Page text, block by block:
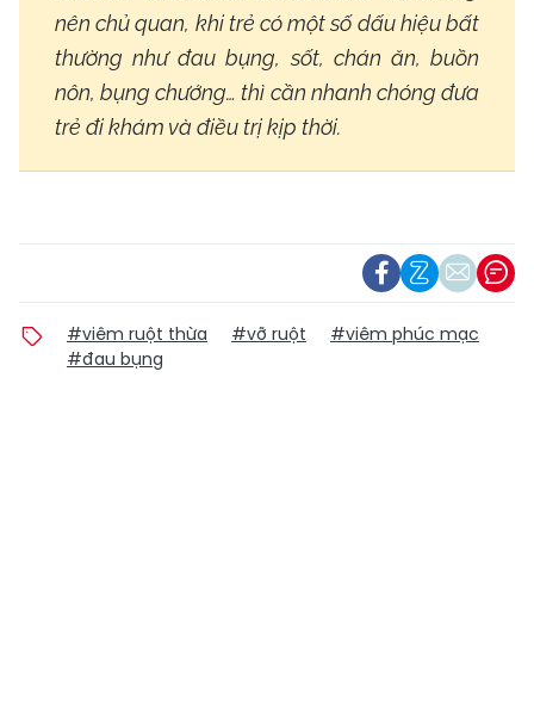
nên chủ quan, khi trẻ có một số dấu hiệu bất
thường như đau bụng, sốt, chán ăn, buồn
nôn, bụng chướng… thì cần nhanh chóng đưa
trẻ đi khám và điều trị kịp thời.
#viêm ruột thừa #vỡ ruột
#viêm phúc mạc
#đau bụng